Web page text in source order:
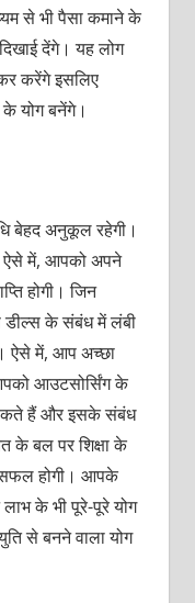
से भी पैसा कमाने के
देंगे। यह लोग
करेंगे इसलिए
योग बनेंगे।
बेहद अनुकूल रहेगी।
ऐसे में, आपको अपने
होगी। जिन
डील्स के संबंध में लंबी
ऐसे में, आप अच्छा
आउटसोर्सिंग के
सकते हैं और इसके संबंध
के बल पर शिक्षा के
सफल होगी। आपके
के भी पूरे-पूरे योग
से बनने वाला योग